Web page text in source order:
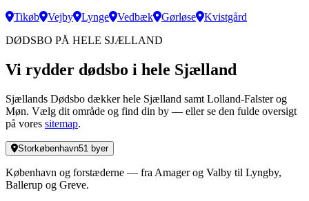
Tikøb
Vejby Lynge Vedbæk Gørløse
Kvistgård
DØDSBO PÅ HELE SJÆLLAND
Vi rydder dødsbo i hele Sjælland
Sjællands Dødsbo dækker hele Sjælland samt Lolland-Falster og
Møn. Vælg dit område og find din by — eller se den fulde oversigt
på vores sitemap.
Storkøbenhavn51 byer
København og forstæderne — fra Amager og Valby til Lyngby,
Ballerup og Greve.